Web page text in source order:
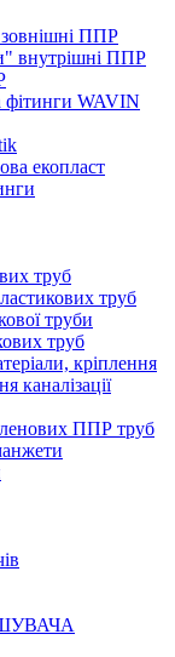
ППР
внутрішні ППР
фітинги WAVIN
екопласт
труб
труб
труби
труб
кріплення
каналізації
ППР труб